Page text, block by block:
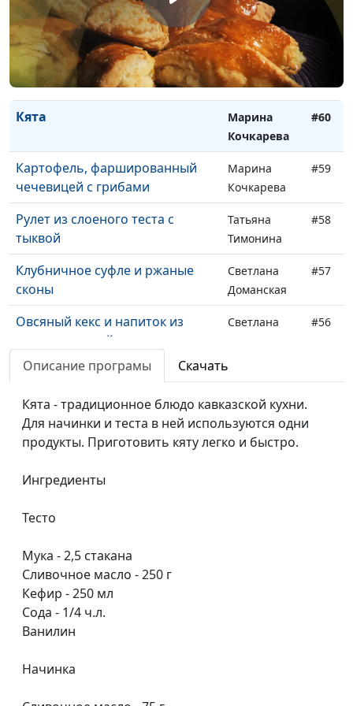
Перец, фаршированный
овощами и грибами, и булгур
Марина
Кочкарева
#62
Овощи, запеченные в духовке,
и паштет из чечевицы с нори
Марина
Кочкарева
Кята
Марина
Кочкарева
#60
Картофель, фаршированный
чечевицей с грибами
Марина
Кочкарева
#59
Рулет из слоеного теста с
тыквой
Татьяна
Тимонина
#58
Клубничное суфле и ржаные
сконы
Светлана
Доманская
#57
Овсяный кекс и напиток из
клюквы с мятой
Светлана
#56
Овсяноблины и черничный
Овощи в мисо соусе
Юлия
Ключникова
Ленивые вареники с вишней
«Басбуса»: рецепт египетского
Банановый торт с вишней
Гранола и яблоки, запеченные
Черничный крамбл и
мороженое
Описание програмы Скачать
Кята - традиционное блюдо кавказской кухни.
Для начинки и теста в ней используются одни
продукты. Приготовить кяту легко и быстро.
Ингредиенты
Тесто
Мука - 2,5 стакана
Сливочное масло - 250 г
Кефир - 250 мл
Сода - 1/4 ч.л.
Ванилин
Начинка